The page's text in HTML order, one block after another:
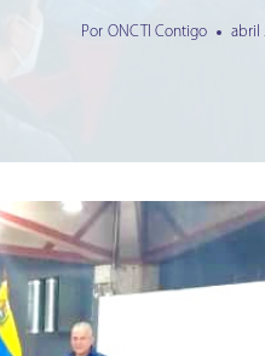
Por ONCTI Contigo abril